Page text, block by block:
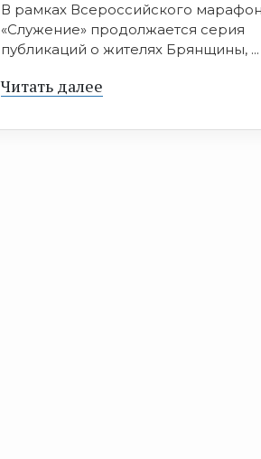
В рамках Всероссийского
«Служение» продолжается серия
публикаций о жителях Брянщины, ...
Читать далее